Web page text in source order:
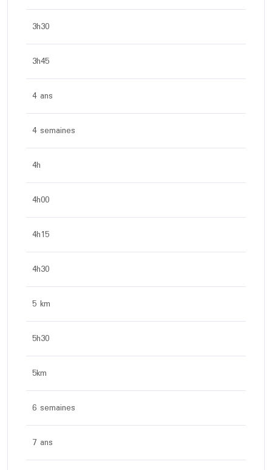
3h30
3h45
4 ans
4 semaines
4h
4h00
4h15
4h30
5 km
5h30
5km
6 semaines
7 ans